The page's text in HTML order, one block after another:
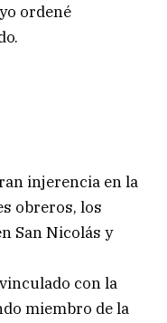
ordené
injerencia en la
obreros, los
San Nicolás y
con la
miembro de la